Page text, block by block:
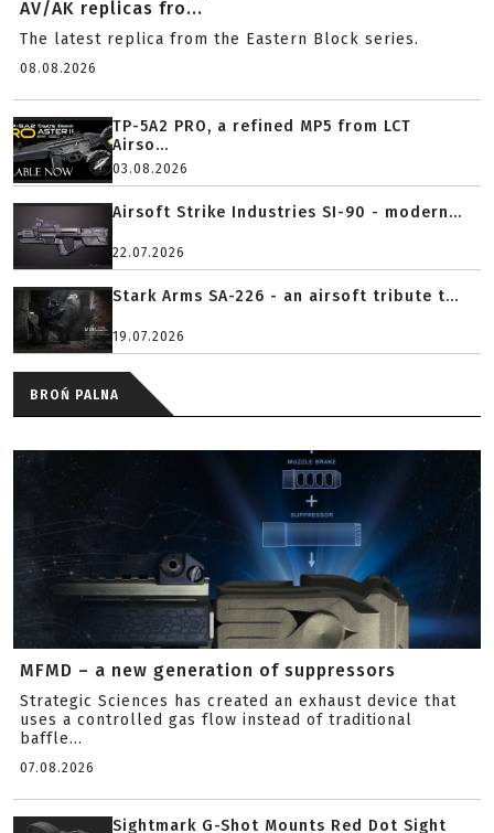
AV/AK replicas fro...
The latest replica from the Eastern Block series.
08.08.2026
TP-5A2 PRO, a refined MP5 from LCT
Airso...
03.08.2026
Airsoft Strike Industries SI-90 - modern...
22.07.2026
Stark Arms SA-226 - an airsoft tribute t...
19.07.2026
BROŃ PALNA
MFMD – a new generation of suppressors
Strategic Sciences has created an exhaust device that
uses a controlled gas flow instead of traditional
baffle...
07.08.2026
Sightmark G-Shot Mounts Red Dot Sight